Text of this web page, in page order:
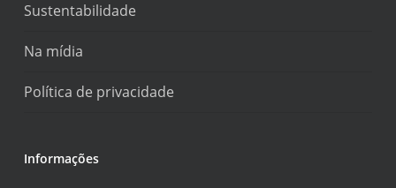
Sustentabilidade
Na mídia
Política de privacidade
Informações